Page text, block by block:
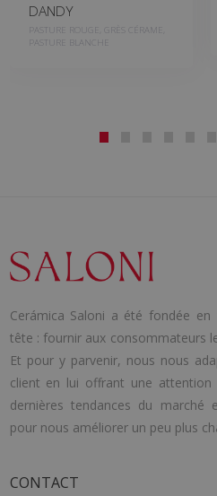
DANDY
PASTURE ROUGE, GRÈS CÉRAME,
PASTURE BLANCHE
Cerámica Saloni a été fondée
tête : fournir aux consommateurs
Et pour y parvenir, nous nous
client en lui offrant une attention
dernières tendances du
pour nous améliorer un peu plus
CONTACT